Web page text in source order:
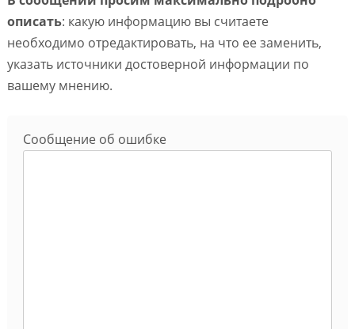
описать: какую информацию вы считаете
необходимо отредактировать, на что ее заменить,
указать источники достоверной информации по
вашему мнению.
Сообщение об ошибке